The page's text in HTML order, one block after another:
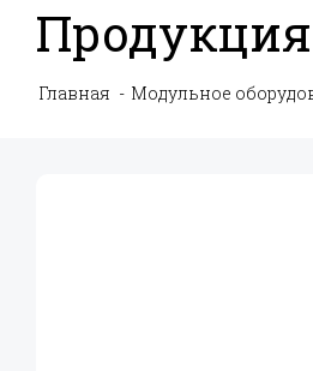
Продукция
Главная Модульное